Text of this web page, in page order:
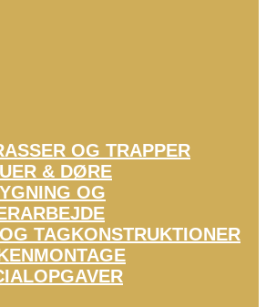
OG TRAPPER
& DØRE
OG
TAGKONSTRUKTIONER